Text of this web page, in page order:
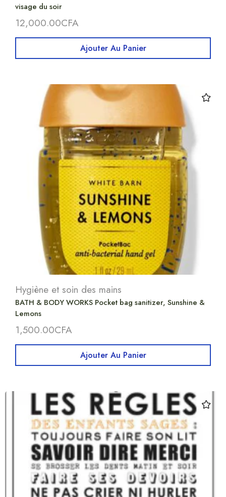
visage du soir
12,000.00CFA
Ajouter Au Panier
Hygiène et soin des mains
BATH & BODY WORKS Pocket bag sanitizer, Sunshine &
Lemons
1,500.00CFA
Ajouter Au Panier